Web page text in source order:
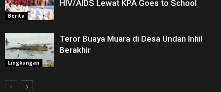
Berita
HIV/AIDS Lewat KPA Goes to School
Lingkungan
Teror Buaya Muara di Desa Undan Inhil
Berakhir